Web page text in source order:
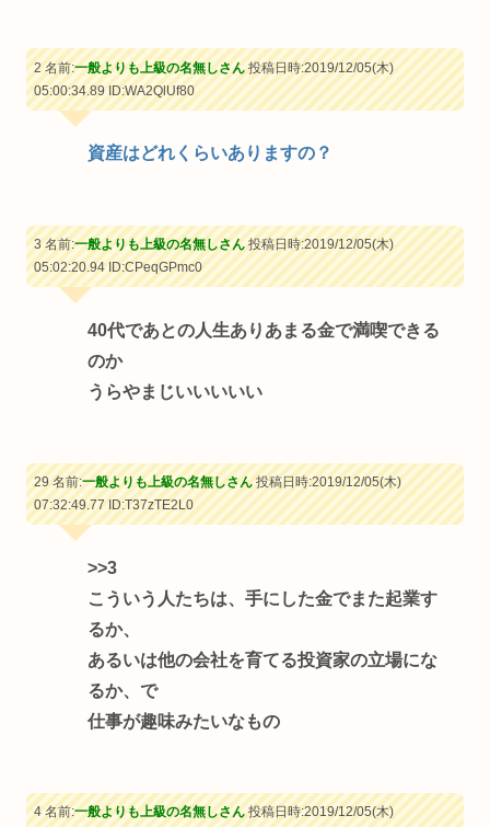
2 名前:一般よりも上級の名無しさん投稿日時:2019/12/05(木)
05:00:34.89ID:WA2QlUf80
資産はどれくらいありますの？
3 名前:一般よりも上級の名無しさん投稿日時:2019/12/05(木)
05:02:20.94ID:CPeqGPmc0
40代であとの人生ありあまる金で満喫できる
のか
うらやまじいいいいい
29 名前:一般よりも上級の名無しさん投稿日時:2019/12/05(木)
07:32:49.77ID:T37zTE2L0
>>3
こういう人たちは、手にした金でまた起業す
るか、
あるいは他の会社を育てる投資家の立場にな
るか、で
仕事が趣味みたいなもの
4 名前:一般よりも上級の名無しさん投稿日時:2019/12/05(木)